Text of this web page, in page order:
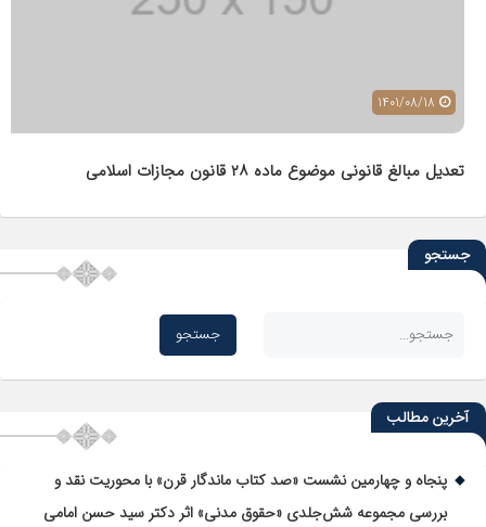
تعدیل مبالغ قانونی موضوع ماده ٢٨ قانون مجازات اسلامی
جستجو
آخرین مطالب
پنجاه و چهارمین نشست «صد کتاب ماندگار قرن» با محوریت نقد و
بررسی مجموعه شش‌جلدی «حقوق مدنی» اثر دکتر سید حسن امامی